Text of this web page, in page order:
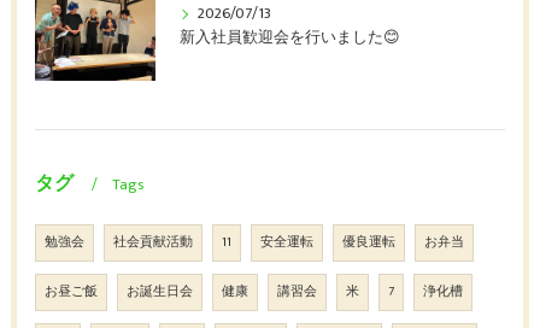
2026/07/13
新入社員歓迎会を行いました😊
タグ Tags
勉強会 社会貢献活動 11 安全運転 優良運転 お弁当
お昼ご飯 お誕生日会 健康 講習会 米 7 浄化槽